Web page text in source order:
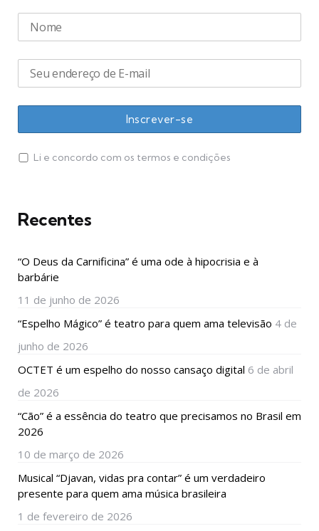
Li e concordo com os termos e condições
Recentes
“O Deus da Carnificina” é uma ode à hipocrisia e à
barbárie
11 de junho de 2026
“Espelho Mágico” é teatro para quem ama televisão 4 de
junho de 2026
OCTET é um espelho do nosso cansaço digital 6 de abril
de 2026
“Cão” é a essência do teatro que precisamos no Brasil em
2026
10 de março de 2026
Musical “Djavan, vidas pra contar” é um verdadeiro
presente para quem ama música brasileira
1 de fevereiro de 2026